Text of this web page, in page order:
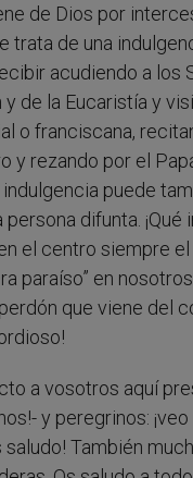
de Dios por
trata de una
acudiendo a los
y de la Eucaristía y
o franciscana,
y rezando por el
puede
persona difunta.
el centro siempre
paraíso” en
que viene del
a vosotros aquí
y peregrinos:
saludo! También